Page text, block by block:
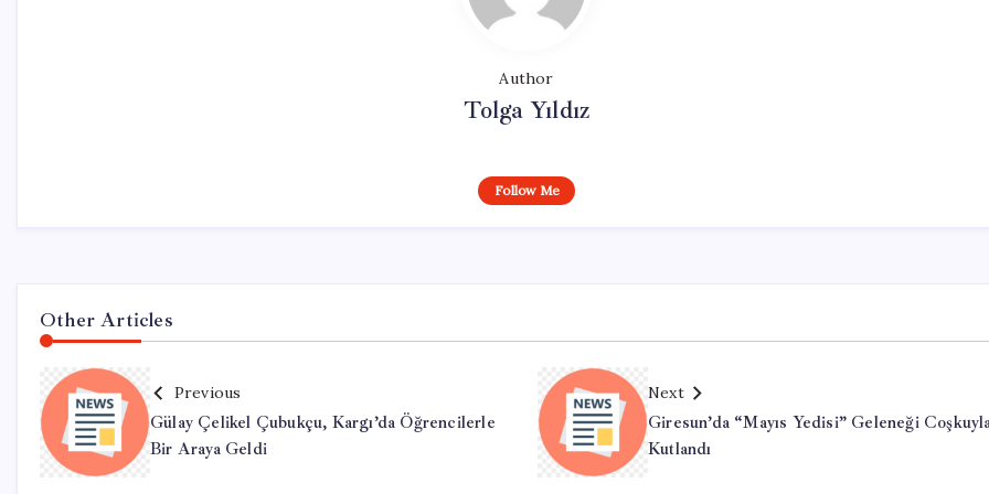
Author
Tolga Yıldız
Follow Me
Other Articles
Previous
Gülay Çelikel Çubukçu, Kargı’da Öğrencilerle
Bir Araya Geldi
Next
Giresun’da “Mayıs Yedisi” Geleneği
Kutlandı